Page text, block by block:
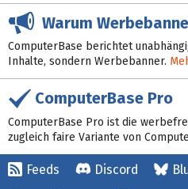
Warum
ComputerBase berichtet
Inhalte, sondern Werbebanner.
ComputerBase Pro
ComputerBase Pro ist die
zugleich faire Variante von
Feeds Discord